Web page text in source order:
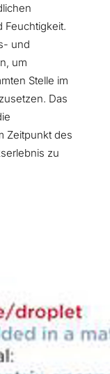
Feuchtigkeit.
und
um
Stelle im
Das
Zeitpunkt des
zu